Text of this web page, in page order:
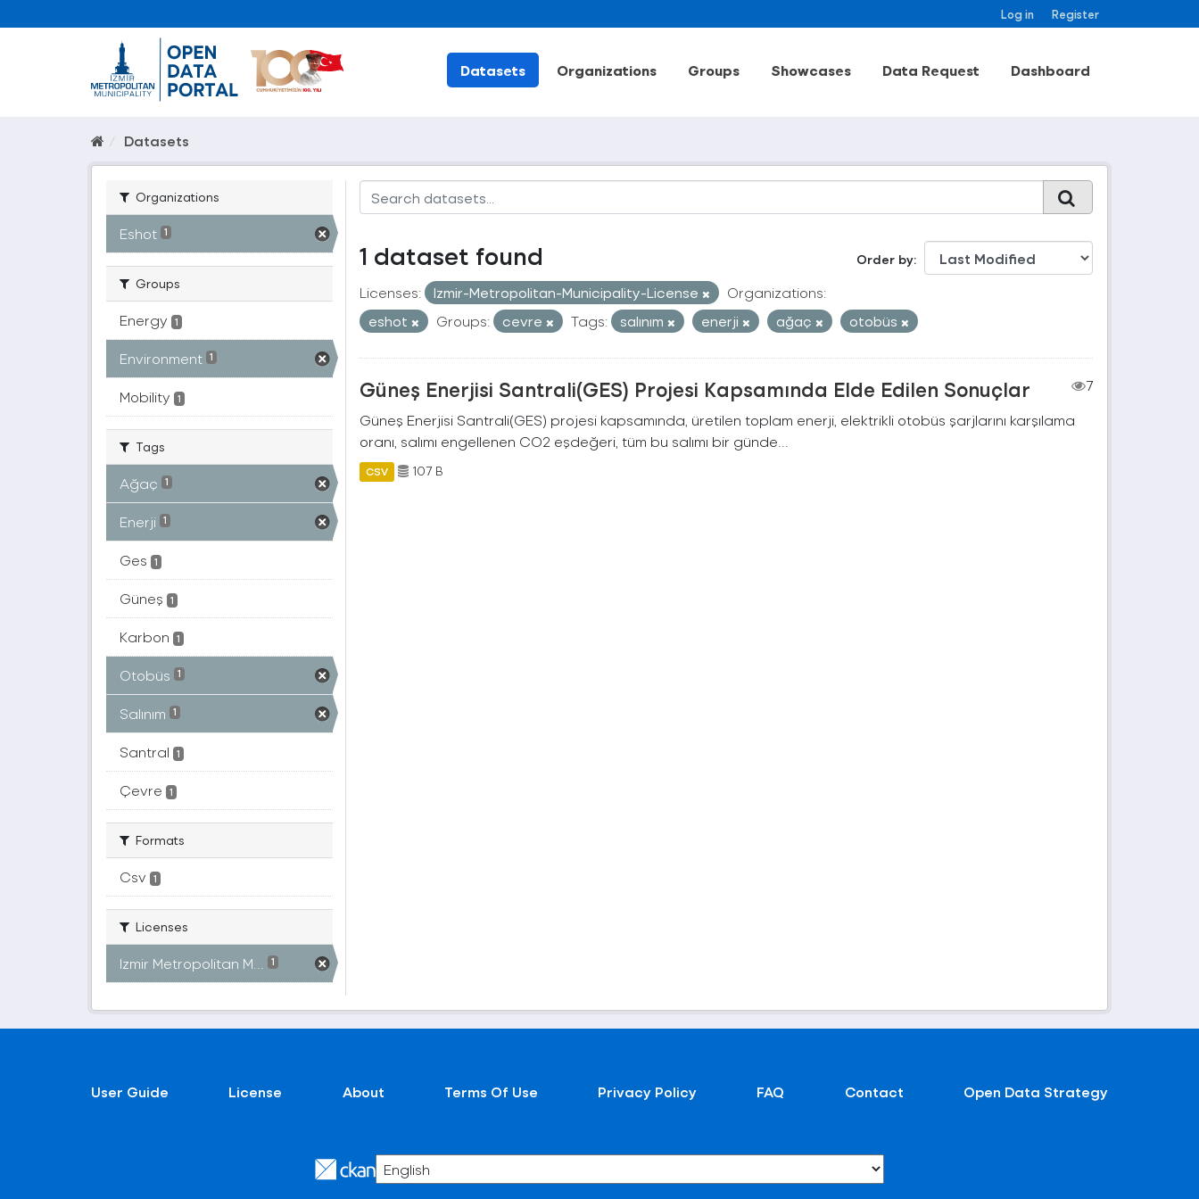
Log in Register
Datasets Organizations Groups Showcases Data Request Dashboard
Datasets
Organizations
Eshot 1
Groups
Energy 1
Environment 1
Mobility 1
Tags
Ağaç 1
Enerji 1
Ges 1
Güneş 1
Karbon 1
Otobüs 1
Salınım 1
Santral 1
Çevre 1
Formats
Csv 1
Licenses
Izmir Metropolitan M... 1
Order by
1 dataset found
Licenses: Izmir-Metropolitan-Municipality-License
Organizations:
eshot
Groups: cevre Tags: salınım enerji ağaç otobüs
Güneş Enerjisi Santrali(GES) Projesi Kapsamında Elde Edilen Sonuçlar
7
Güneş Enerjisi Santrali(GES) projesi kapsamında, üretilen toplam enerji, elektrikli otobüs şarjlarını karşılama
oranı, salımı engellenen CO2 eşdeğeri, tüm bu salımı bir günde...
CSV 107 B
User Guide License About Terms Of Use Privacy Policy FAQ Contact Open Data Strategy